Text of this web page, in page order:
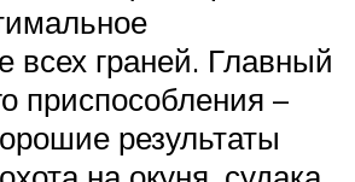
всех граней. Главный
приспособления –
результаты